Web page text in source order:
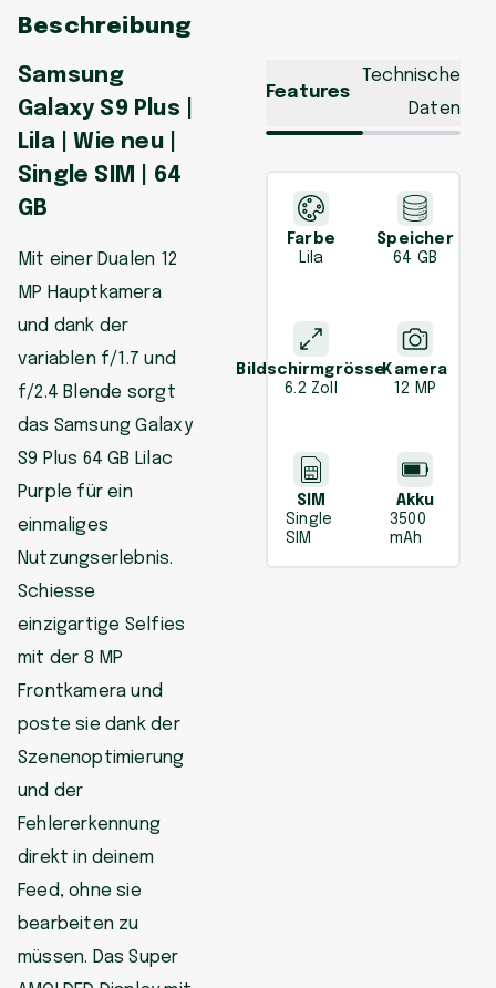
Beschreibung
Samsung
Galaxy S9 Plus |
Lila | Wie neu |
Single SIM | 64
GB
Mit einer Dualen 12
MP Hauptkamera
und dank der
variablen f/1.7 und
f/2.4 Blende sorgt
das Samsung Galaxy
S9 Plus 64 GB Lilac
Purple für ein
einmaliges
Nutzungserlebnis.
Schiesse
einzigartige Selfies
mit der 8 MP
Frontkamera und
poste sie dank der
Szenenoptimierung
und der
Fehlererkennung
direkt in deinem
Feed, ohne sie
bearbeiten zu
müssen. Das Super
Features
Technische
Daten
Farbe
Lila
Speicher
64 GB
Bildschirmgrösse
6.2 Zoll
Kamera
12 MP
SIM
Single
SIM
Akku
3500
mAh